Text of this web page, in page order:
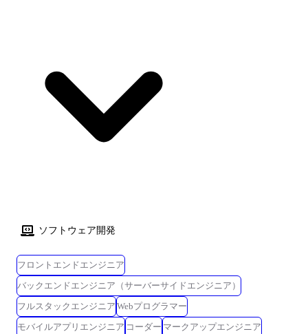
ソフトウェア開発
フロントエンドエンジニア
バックエンドエンジニア（サーバーサイドエンジニア）
フルスタックエンジニア Webプログラマー
モバイルアプリエンジニア コーダー マークアップエンジニア